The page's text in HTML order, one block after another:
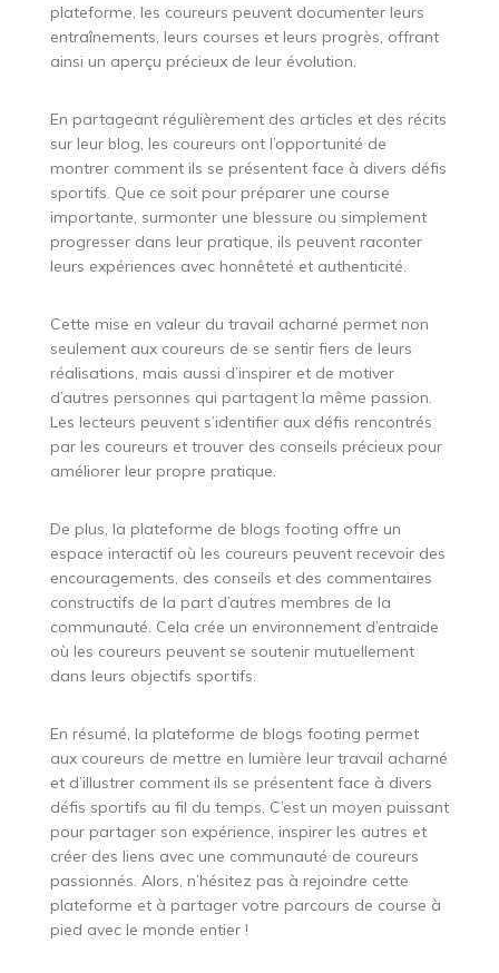
plateforme, les coureurs peuvent documenter leurs
entraînements, leurs courses et leurs progrès, offrant
ainsi un aperçu précieux de leur évolution.
En partageant régulièrement des articles et des récits
sur leur blog, les coureurs ont l’opportunité de
montrer comment ils se présentent face à divers défis
sportifs. Que ce soit pour préparer une course
importante, surmonter une blessure ou simplement
progresser dans leur pratique, ils peuvent raconter
leurs expériences avec honnêteté et authenticité.
Cette mise en valeur du travail acharné permet non
seulement aux coureurs de se sentir fiers de leurs
réalisations, mais aussi d’inspirer et de motiver
d’autres personnes qui partagent la même passion.
Les lecteurs peuvent s’identifier aux défis rencontrés
par les coureurs et trouver des conseils précieux pour
améliorer leur propre pratique.
De plus, la plateforme de blogs footing offre un
espace interactif où les coureurs peuvent recevoir des
encouragements, des conseils et des commentaires
constructifs de la part d’autres membres de la
communauté. Cela crée un environnement d’entraide
où les coureurs peuvent se soutenir mutuellement
dans leurs objectifs sportifs.
En résumé, la plateforme de blogs footing permet
aux coureurs de mettre en lumière leur travail acharné
et d’illustrer comment ils se présentent face à divers
défis sportifs au fil du temps. C’est un moyen puissant
pour partager son expérience, inspirer les autres et
créer des liens avec une communauté de coureurs
passionnés. Alors, n’hésitez pas à rejoindre cette
plateforme et à partager votre parcours de course à
pied avec le monde entier !